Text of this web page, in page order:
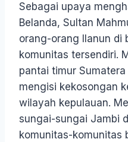
Sebagai upaya
Belanda, Sultan
orang-orang Ilanun di
komunitas tersendiri.
pantai timur
mengisi kekosongan
wilayah kepulauan.
sungai-sungai Jambi
komunitas-komunitas